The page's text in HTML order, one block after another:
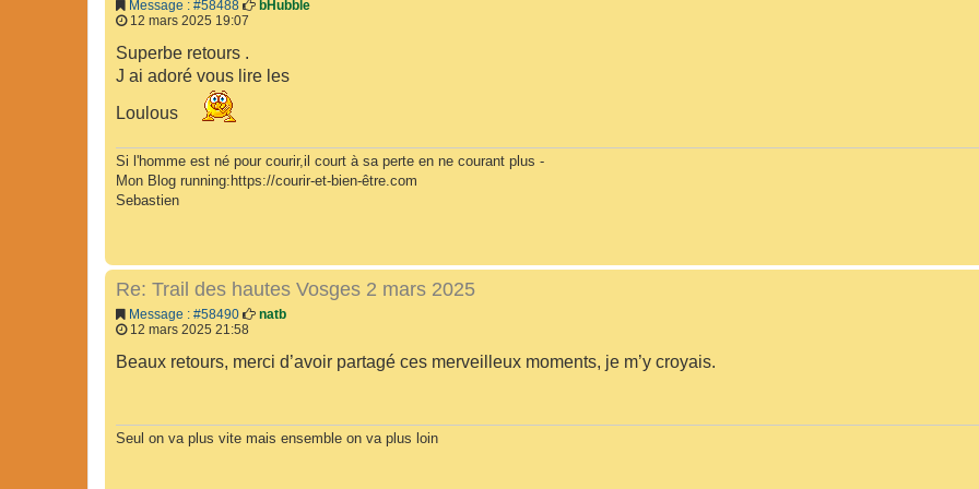
Message : #58488
bHubble
12 mars 2025 19:07
Superbe retours .
J ai adoré vous lire les
Loulous
Si l'homme est né pour courir,il court à sa perte en ne courant plus -
Mon Blog running:https://courir-et-bien-être.com
Sebastien
Re: Trail des hautes Vosges 2 mars 2025
Message : #58490
natb
12 mars 2025 21:58
Beaux retours, merci d’avoir partagé ces merveilleux moments, je m’y croyais.
Seul on va plus vite mais ensemble on va plus loin